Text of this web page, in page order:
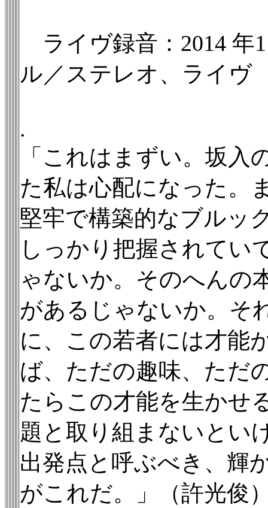
ライヴ録音：2014 年
ル／ステレオ、ライヴ
.
「これはまずい。坂
た私は心配になった。
堅牢で構築的なブルッ
しっかり把握されてい
ゃないか。そのへんの
があるじゃないか。そ
に、この若者には才能
ば、ただの趣味、ただ
たらこの才能を生かせ
題と取り組まないとい
出発点と呼ぶべき、輝
がこれだ。」（許光俊